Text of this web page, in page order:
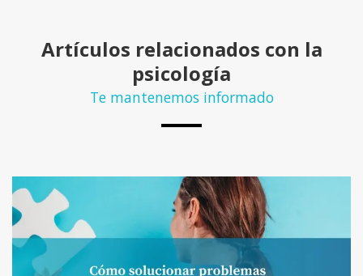
Artículos relacionados con la
psicología
Te mantenemos informado